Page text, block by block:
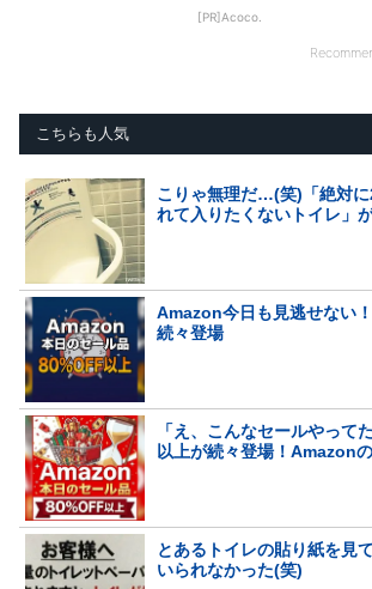
[PR]Acoco.
こちらも人気
こりゃ無理だ…(笑)「絶対
れて入りたくないトイレ」
Amazon今日も見逃せない
続々登場
「え、こんなセールやって
以上が続々登場！Amazon
とあるトイレの貼り紙を見
いられなかった(笑)